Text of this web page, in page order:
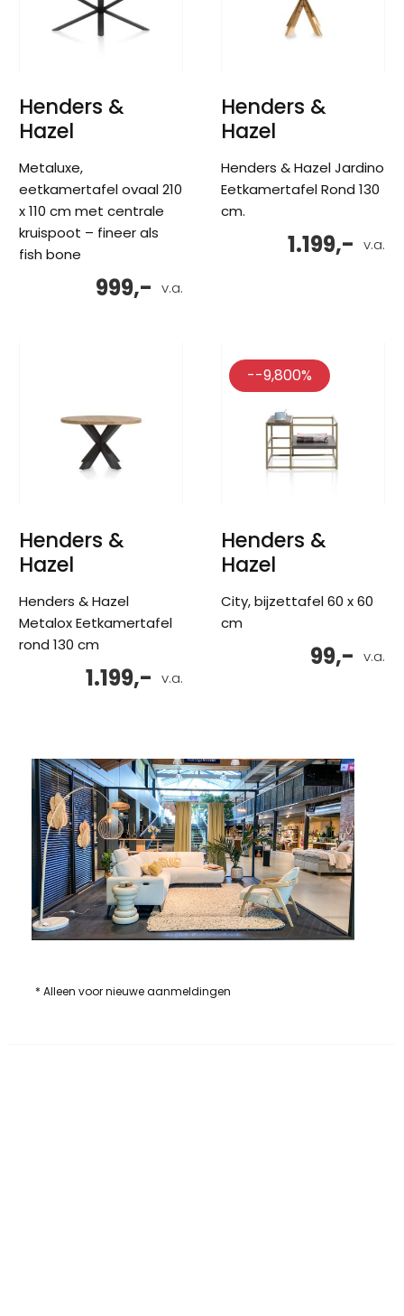
Henders &
Hazel
Metaluxe,
eetkamertafel ovaal 210
x 110 cm met centrale
kruispoot – fineer als
fish bone
v.a.
999,-
Henders &
Hazel
Henders & Hazel Jardino
Eetkamertafel Rond 130
cm.
v.a.
1.199,-
Henders &
Hazel
Henders & Hazel
Metalox Eetkamertafel
rond 130 cm
v.a.
1.199,-
--9,800%
Henders &
Hazel
City, bijzettafel 60 x 60
cm
v.a.
99,-
* Alleen voor nieuwe aanmeldingen